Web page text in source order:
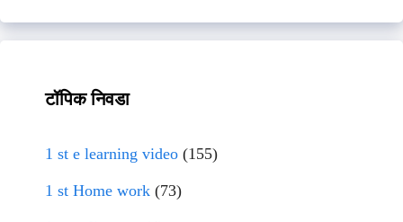
टॉपिक निवडा
1 st e learning video (155)
1 st Home work (73)